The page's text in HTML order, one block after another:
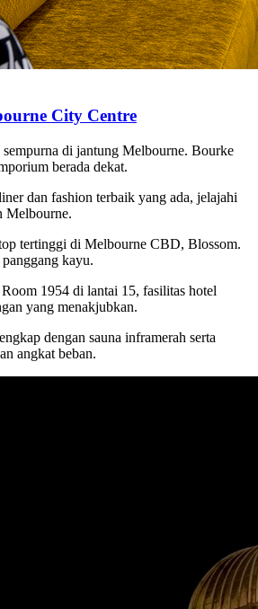
City Centre
sempurna di jantung Melbourne. Bourke
berada dekat.
dan fashion terbaik yang ada, jelajahi
Melbourne.
tertinggi di Melbourne CBD, Blossom.
kayu.
1954 di lantai 15, fasilitas hotel
yang menakjubkan.
dengan sauna inframerah serta
angkat beban.